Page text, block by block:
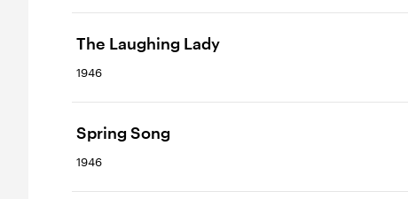
The Laughing Lady
1946
Spring Song
1946